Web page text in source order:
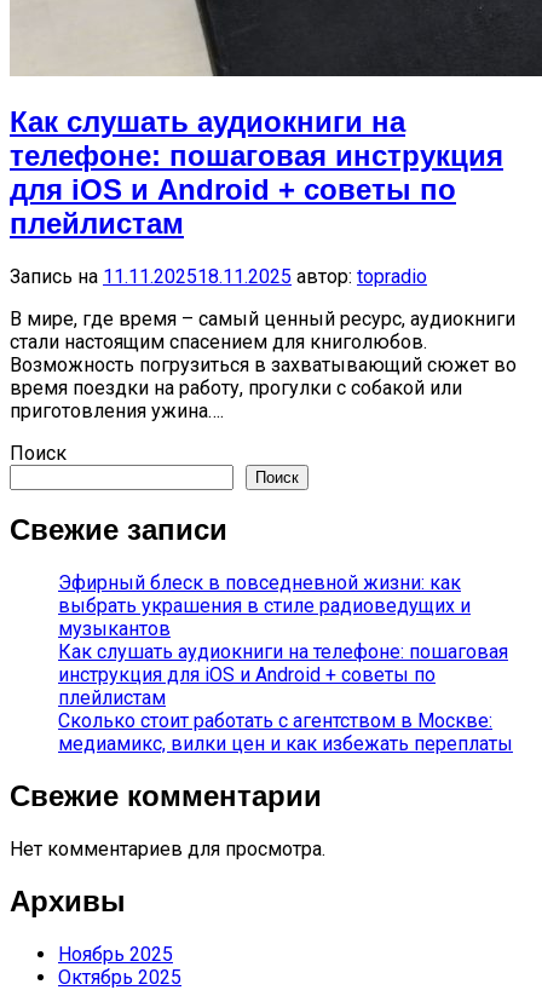
Как слушать аудиокниги на
телефоне: пошаговая инструкция
для iOS и Android + советы по
плейлистам
Запись на 11.11.202518.11.2025 автор: topradio
В мире, где время – самый ценный ресурс, аудиокниги
стали настоящим спасением для книголюбов.
Возможность погрузиться в захватывающий сюжет во
время поездки на работу, прогулки с собакой или
приготовления ужина….
Поиск
Поиск
Свежие записи
Эфирный блеск в повседневной жизни: как
выбрать украшения в стиле радиоведущих и
музыкантов
Как слушать аудиокниги на телефоне: пошаговая
инструкция для iOS и Android + советы по
плейлистам
Сколько стоит работать с агентством в Москве:
медиамикс, вилки цен и как избежать переплаты
Свежие комментарии
Нет комментариев для просмотра.
Архивы
Ноябрь 2025
Октябрь 2025